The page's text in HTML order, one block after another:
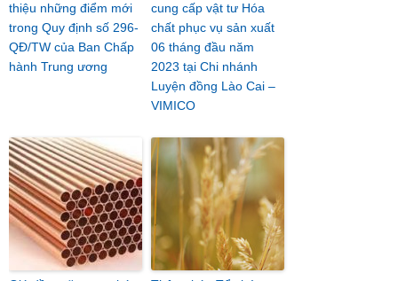
thiệu những điểm mới
trong Quy định số 296-
QĐ/TW của Ban Chấp
hành Trung ương
cung cấp vật tư Hóa
chất phục vụ sản xuất
06 tháng đầu năm
2023 tại Chi nhánh
Luyện đồng Lào Cai –
VIMICO